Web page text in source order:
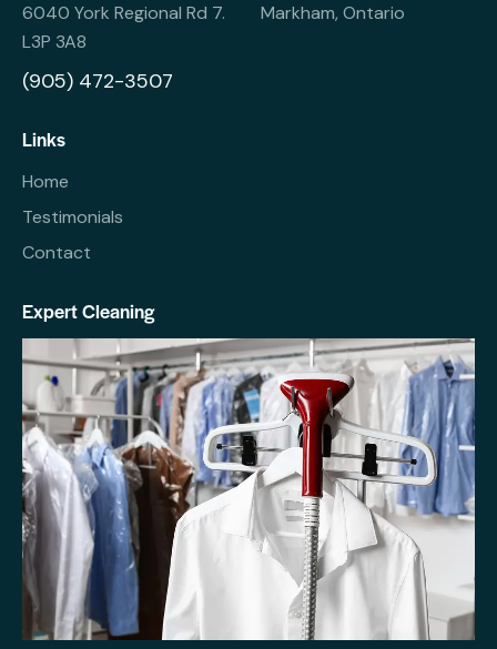
6040 York Regional Rd 7. Markham, Ontario
L3P 3A8
(905) 472-3507
Links
Home
Testimonials
Contact
Expert Cleaning